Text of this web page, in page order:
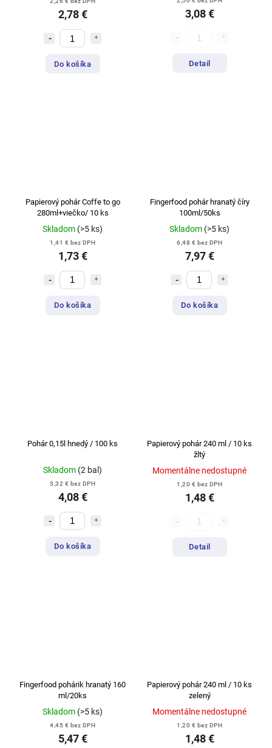
2,78 €
Do košíka
3,08 €
Detail
Papierový pohár Coffe to go
280ml+viečko/ 10 ks
Skladom (>5 ks)
1,41 € bez DPH
1,73 €
Do košíka
Fingerfood pohár hranatý číry
100ml/50ks
Skladom (>5 ks)
6,48 € bez DPH
7,97 €
Do košíka
Pohár 0,15l hnedý / 100 ks
Skladom (2 bal)
3,32 € bez DPH
4,08 €
Do košíka
Papierový pohár 240 ml / 10 ks
žltý
Momentálne nedostupné
1,20 € bez DPH
1,48 €
Detail
Fingerfood pohárik hranatý 160
ml/20ks
Skladom (>5 ks)
4,45 € bez DPH
5,47 €
Papierový pohár 240 ml / 10 ks
zelený
Momentálne nedostupné
1,20 € bez DPH
1,48 €